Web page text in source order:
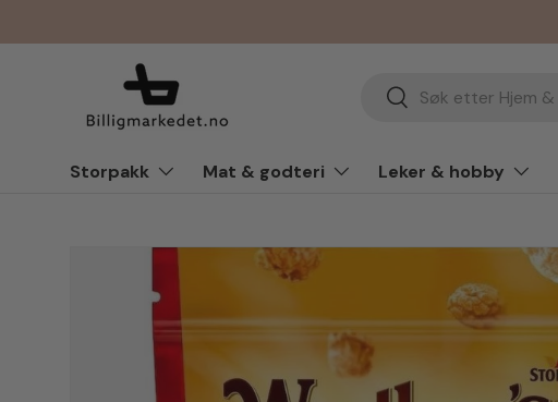
Hopp til innhold
Søk
Storpakk Mat & godteri Leker & hobby
Hopp til produkt info